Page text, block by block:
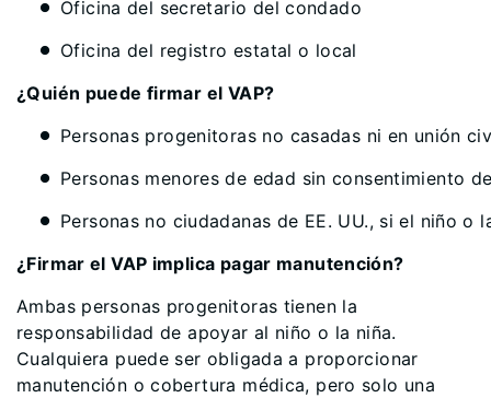
Oficina del secretario del condado
Oficina del registro estatal o local
¿Quién puede firmar el VAP?
Personas progenitoras no casadas ni en unión
Personas menores de edad sin consentimiento
Personas no ciudadanas de EE. UU., si el niño o
¿Firmar el VAP implica pagar manutención?
Ambas personas progenitoras tienen la
responsabilidad de apoyar al niño o la niña.
Cualquiera puede ser obligada a proporcionar
manutención o cobertura médica, pero solo una